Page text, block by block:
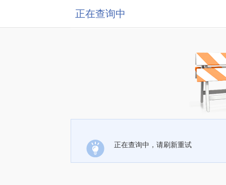
正在查询中
正在查询中，请刷新重试